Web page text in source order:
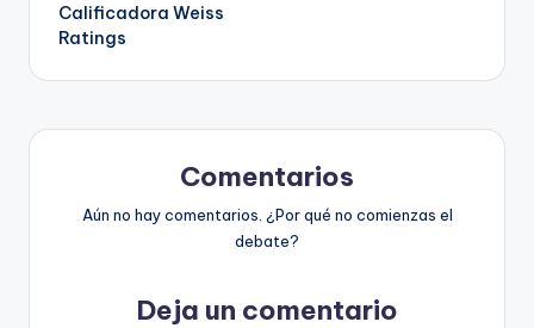
Calificadora Weiss
Ratings
Comentarios
Aún no hay comentarios. ¿Por qué no comienzas el
debate?
Deja un comentario